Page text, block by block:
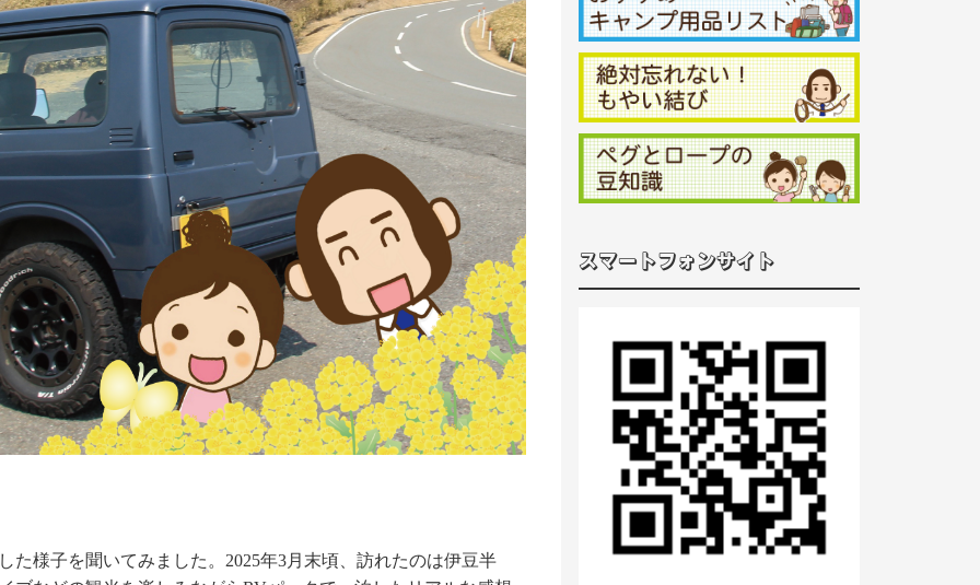
た様子を聞いてみました。2025年3月末頃、訪れたのは伊豆半
スマートフォンサイト